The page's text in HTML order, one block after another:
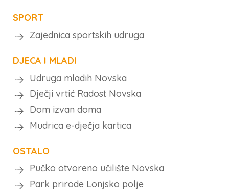
SPORT
Zajednica sportskih udruga
DJECA I MLADI
Udruga mladih Novska
Dječji vrtić Radost Novska
Dom izvan doma
Mudrica e-dječja kartica
OSTALO
Pučko otvoreno učilište Novska
Park prirode Lonjsko polje